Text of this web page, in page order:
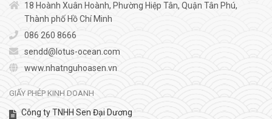
18 Hoành Xuân Hoành, Phường Hiệp Tân, Quận Tân Phú,
Thành phố Hồ Chí Minh
086 260 8666
sendd@lotus-ocean.com
www.nhatnguhoasen.vn
GIẤY PHÉP KINH DOANH
Công ty TNHH Sen Đại Dương